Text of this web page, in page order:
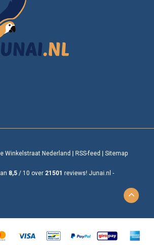
Winkelstraat Nederland RSS-feed Sitemap
8,5 / 10 over 21501 reviews! Junai.nl -